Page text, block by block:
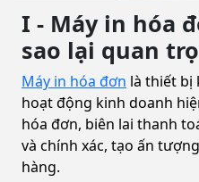
I - Máy in hóa
sao lại quan
Máy in hóa đơn là thiết bị
hoạt động kinh doanh
hóa đơn, biên lai thanh
và chính xác, tạo ấn
hàng.